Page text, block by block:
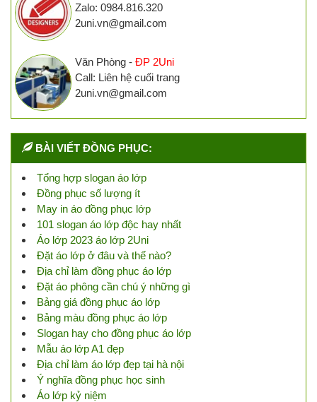
Zalo: 0984.816.320
2uni.vn@gmail.com
Văn Phòng - ĐP 2Uni
Call: Liên hệ cuối trang
2uni.vn@gmail.com
BÀI VIẾT ĐỒNG PHỤC:
Tổng hợp slogan áo lớp
Đồng phục số lượng ít
May in áo đồng phục lớp
101 slogan áo lớp độc hay nhất
Áo lớp 2023 áo lớp 2Uni
Đặt áo lớp ở đâu và thế nào?
Địa chỉ làm đồng phục áo lớp
Đặt áo phông cần chú ý những gì
Bảng giá đồng phục áo lớp
Bảng màu đồng phục áo lớp
Slogan hay cho đồng phục áo lớp
Mẫu áo lớp A1 đẹp
Địa chỉ làm áo lớp đẹp tại hà nội
Ý nghĩa đồng phục học sinh
Áo lớp kỷ niệm